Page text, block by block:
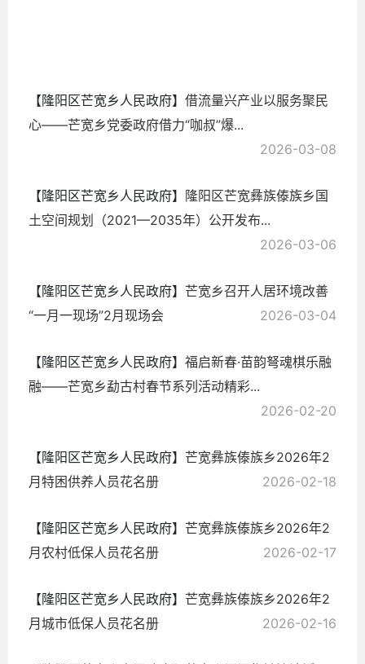
【隆阳区芒宽乡人民政府】 借流量兴产业以服务聚民
心——芒宽乡党委政府借力“咖叔”爆...
2026-03-08
【隆阳区芒宽乡人民政府】 隆阳区芒宽彝族傣族乡国
土空间规划（2021—2035年）公开发布...
2026-03-06
【隆阳区芒宽乡人民政府】 芒宽乡召开人居环境改善
“一月一现场”2月现场会
2026-03-04
【隆阳区芒宽乡人民政府】 福启新春·苗韵弩魂棋乐融
融——芒宽乡勐古村春节系列活动精彩...
2026-02-20
【隆阳区芒宽乡人民政府】 芒宽彝族傣族乡2026年2
月特困供养人员花名册
2026-02-18
【隆阳区芒宽乡人民政府】 芒宽彝族傣族乡2026年2
月农村低保人员花名册
2026-02-17
【隆阳区芒宽乡人民政府】 芒宽彝族傣族乡2026年2
月城市低保人员花名册
2026-02-16